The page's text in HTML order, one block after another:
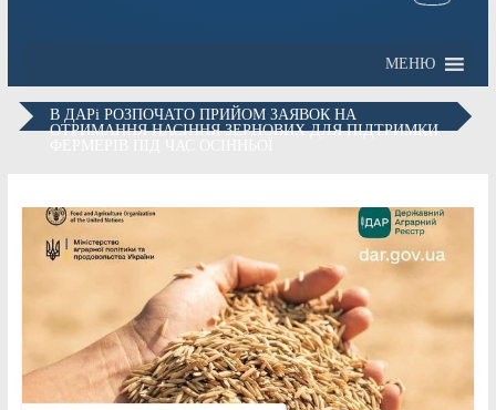
МЕНЮ
В ДАРі РОЗПОЧАТО ПРИЙОМ ЗАЯВОК НА
ОТРИМАННЯ НАСІННЯ ЗЕРНОВИХ ДЛЯ ПІДТРИМКИ